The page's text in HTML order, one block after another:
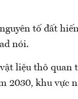
tố đất
nói.
liệu thô quan
2030, khu vực